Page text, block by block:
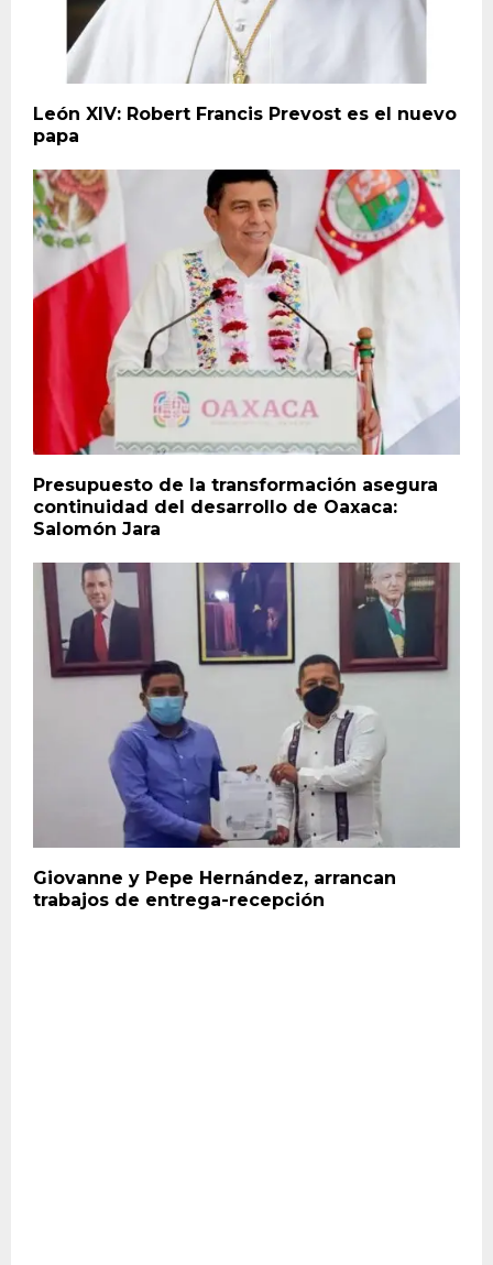
León XIV: Robert Francis Prevost es el nuevo
papa
Presupuesto de la transformación asegura
continuidad del desarrollo de Oaxaca:
Salomón Jara
Giovanne y Pepe Hernández, arrancan
trabajos de entrega-recepción